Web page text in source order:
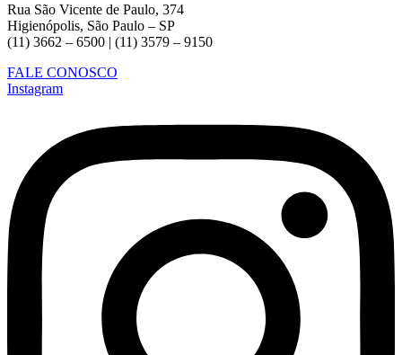
Rua São Vicente de Paulo, 374
Higienópolis, São Paulo – SP
(11) 3662 – 6500 | (11) 3579 – 9150
FALE CONOSCO
Instagram